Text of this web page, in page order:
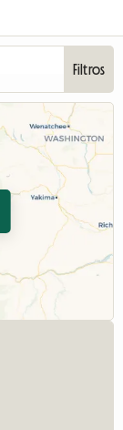
Filtros